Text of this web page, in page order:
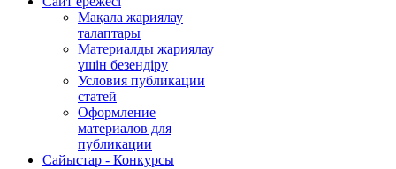
Мақала жариялау
талаптары
Материалды жариялау
үшін безендіру
Условия публикации
статей
Оформление
материалов для
публикации
Сайыстар - Конкурсы